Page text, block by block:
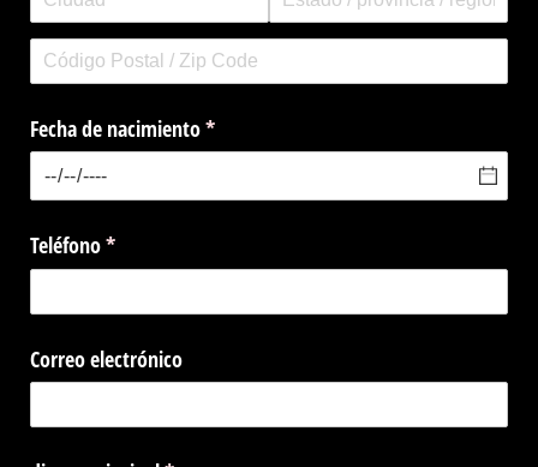
Fecha de nacimiento*
(necesario)
Teléfono*
(necesario)
Correo electrónico